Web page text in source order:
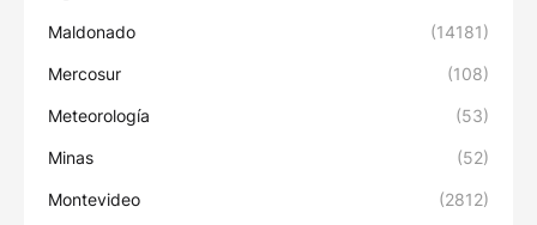
Maldonado (14181)
Mercosur (108)
Meteorología (53)
Minas (52)
Montevideo (2812)